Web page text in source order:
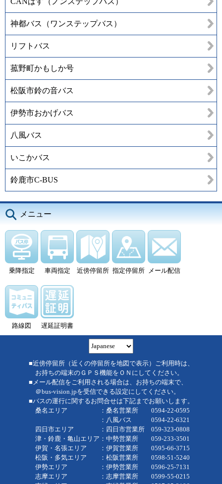
神都バス（ワンステップバス）
リフトバス
菰野町かもしか号
松阪市鈴の音バス
伊勢市おかげバス
八風バス
いこかバス
鈴鹿市C-BUS
メニュー
乗降指定 車両指定 近傍停留所 指定停留所 メール配信
路線図 遅延証明書
■近傍停留所（近くの停留所を地図で表示）ご利用時は、
お持ちの端末のＧＰＳ機能をＯＮにしてください。
■メール配信をご利用される場合は、お持ちの端末で、
＠bus-vision.jpを受信できる設定にしてください。
■バスの運行に関するお問合せは下記までお願いします。
桑名エリア ：桑名営業所 0594-22-0595
：八風バス 0594-22-6321
四日市エリア ：四日市営業所 059-323-0808
津・鈴鹿・亀山エリア：中勢営業所 059-233-3501
伊賀・名張エリア ：伊賀営業所 0595-66-3715
松阪・多気エリア ：松阪営業所 0598-51-5240
伊勢エリア ：伊勢営業所 0596-25-7131
志摩エリア ：志摩営業所 0599-55-0215